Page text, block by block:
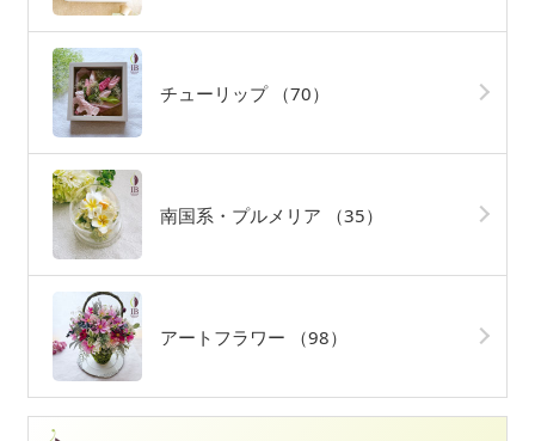
チューリップ （70）
南国系・プルメリア （35）
アートフラワー （98）